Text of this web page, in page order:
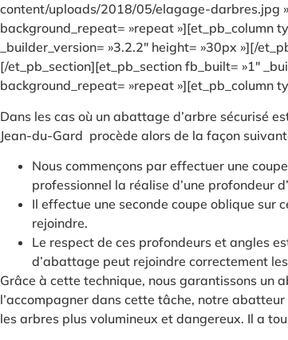
content/uploads/2018/05/elagage-darbres.jpg
background_repeat= »repeat »][et_pb_column
_builder_version= »3.2.2″ height= »30px »][/
[/et_pb_section][et_pb_section fb_built= »1″
background_repeat= »repeat »][et_pb_column
Dans les cas où un abattage d’arbre sécurisé
Jean-du-Gard procède alors de la façon
Nous commençons par effectuer une
professionnel la réalise d’une profondeur
Il effectue une seconde coupe oblique sur
rejoindre.
Le respect de ces profondeurs et angles
d’abattage peut rejoindre correctement
Grâce à cette technique, nous garantissons un
l’accompagner dans cette tâche, notre
les arbres plus volumineux et dangereux. Il a